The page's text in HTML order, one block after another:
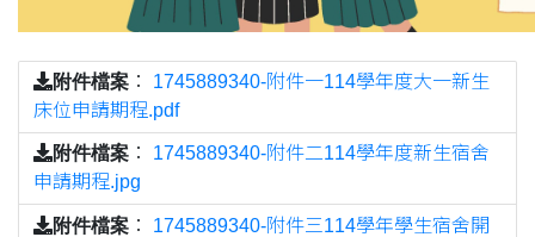
附件檔案 ： 1745889340-附件一114學年度大一新生
床位申請期程.pdf
附件檔案 ： 1745889340-附件二114學年度新生宿舍
申請期程.jpg
附件檔案 ： 1745889340-附件三114學年學生宿舍開